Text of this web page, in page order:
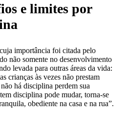
e limites por
importância foi citada pelo
não somente no desenvolvimento
levada para outras áreas da vida:
crianças às vezes não prestam
há disciplina perdem sua
disciplina pode mudar, torna-se
obediente na casa e na rua”.